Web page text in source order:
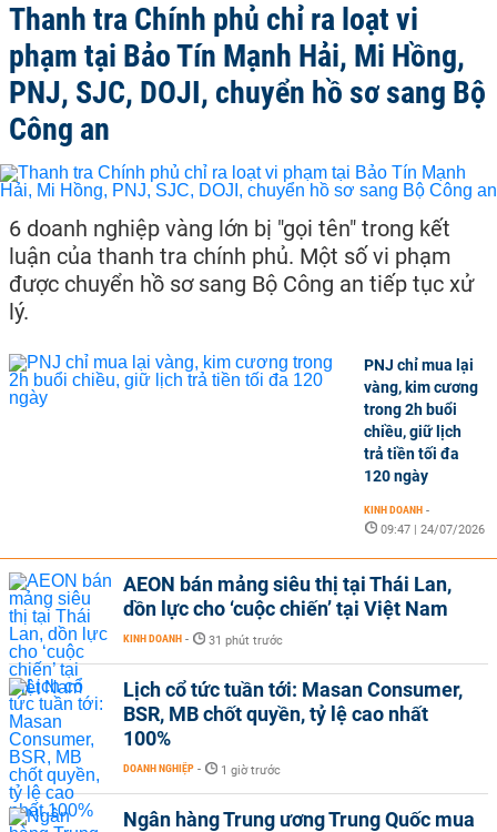
Thanh tra Chính phủ chỉ ra loạt vi
phạm tại Bảo Tín Mạnh Hải, Mi Hồng,
PNJ, SJC, DOJI, chuyển hồ sơ sang Bộ
Công an
6 doanh nghiệp vàng lớn bị "gọi tên" trong kết
luận của thanh tra chính phủ. Một số vi phạm
được chuyển hồ sơ sang Bộ Công an tiếp tục xử
lý.
PNJ chỉ mua lại
vàng, kim cương
trong 2h buổi
chiều, giữ lịch
trả tiền tối đa
120 ngày
KINH DOANH -
09:47 | 24/07/2026
AEON bán mảng siêu thị tại Thái Lan,
dồn lực cho ‘cuộc chiến’ tại Việt Nam
KINH DOANH - 31 phút trước
Lịch cổ tức tuần tới: Masan Consumer,
BSR, MB chốt quyền, tỷ lệ cao nhất
100%
DOANH NGHIỆP - 1 giờ trước
Ngân hàng Trung ương Trung Quốc mua